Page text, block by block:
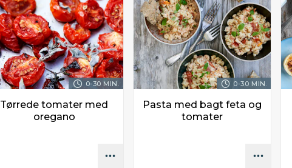
0-30 MIN.
Tørrede tomater med
oregano
0-30 MIN.
Pasta med bagt feta og
tomater